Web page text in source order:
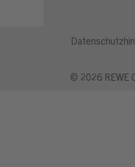
© 2026 REWE